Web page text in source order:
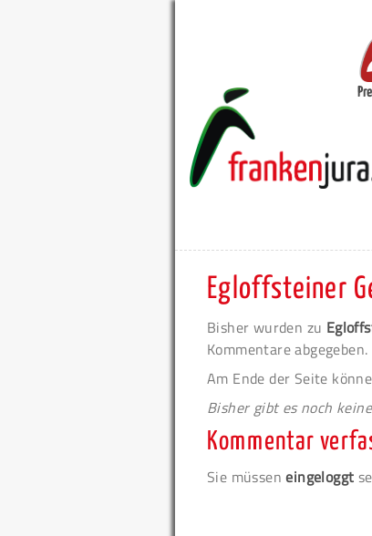
Egloffsteiner
Bisher wurden zu
Kommentare abgegeben.
Am Ende der Seite
Bisher gibt es noch
Kommentar
Sie müsseneingeloggt